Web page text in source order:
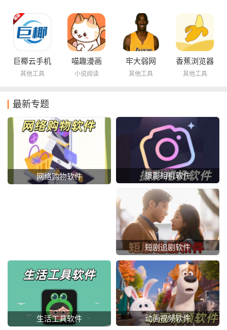
巨椰云手机
其他工具
喵趣漫画
小说阅读
牢大弱网
其他工具
香蕉浏览器
其他工具
最新专题
网络购物软件 摄影相机软件
短剧追剧软件
生活工具软件 动画视频软件